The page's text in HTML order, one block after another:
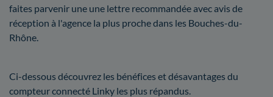
faites parvenir une une lettre recommandée avec avis de
réception à l'agence la plus proche dans les Bouches-du-
Rhône.
Ci-dessous découvrez les bénéfices et désavantages du
compteur connecté Linky les plus répandus.